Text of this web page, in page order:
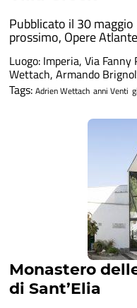
Pubblicato il 30
prossimo, Opere Atlante
Luogo: Imperia, Via
Wettach, Armando
Tags: Adrien Wettach anni Venti
Monastero
di Sant’Elia